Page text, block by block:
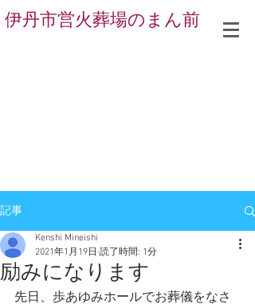
伊丹市営火葬場のまん前
記事
励みになります
Kenshi Mineishi
2021年1月19日 読了時間: 1分
先日、歩あゆみホールでお葬儀をなさ